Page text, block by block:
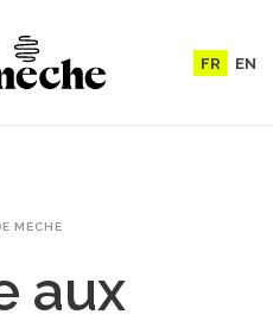
FR EN
MÈCHE
aux